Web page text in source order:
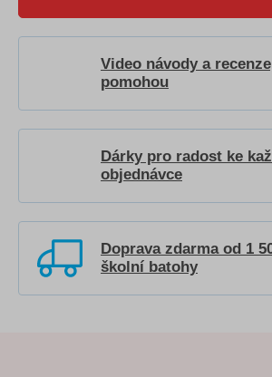
Video návody a
pomohou
Dárky pro radost ke
objednávce
Doprava zdarma od 1
školní batohy